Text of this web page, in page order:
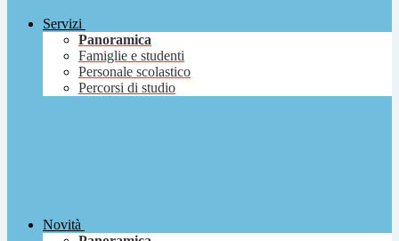
Servizi
Panoramica
Famiglie e studenti
Personale scolastico
Percorsi di studio
Novità